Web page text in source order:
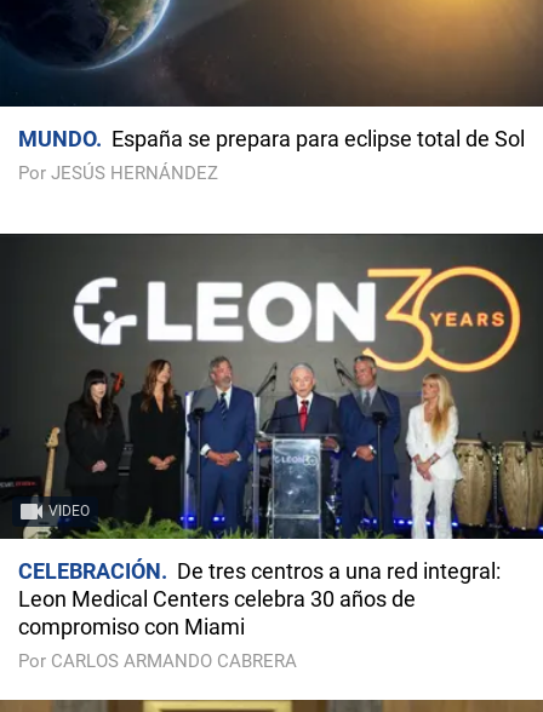
MUNDO España se prepara para eclipse total de Sol
Por JESÚS HERNÁNDEZ
VIDEO
CELEBRACIÓN
De tres centros a una red integral:
Leon Medical Centers celebra 30 años de
compromiso con Miami
Por CARLOS ARMANDO CABRERA